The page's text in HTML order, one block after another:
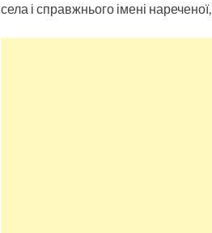
села і справжнього імені нареченої,